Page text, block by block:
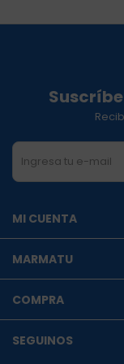
MI CUENTA
MARMATU
COMPRA
SEGUINOS